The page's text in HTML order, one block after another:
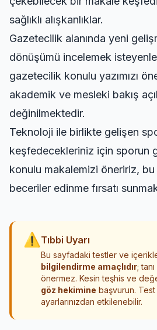
sağlıklı alışkanlıklar.
Gazetecilik alanında yeni
dönüşümü incelemek
gazetecilik konulu yazımızı
akademik ve mesleki bakış
değinilmektedir.
Teknoloji ile birlikte gelişen
keşfedecekleriniz için sporun
konulu makalemizi öneririz,
beceriler edinme fırsatı
⚠ Tıbbi Uyarı
Bu sayfadaki testler ve
bilgilendirme amaçlıdır;
önermez. Kesin teşhis ve
göz hekimine başvurun. Test
ayarlarınızdan etkilenebilir.